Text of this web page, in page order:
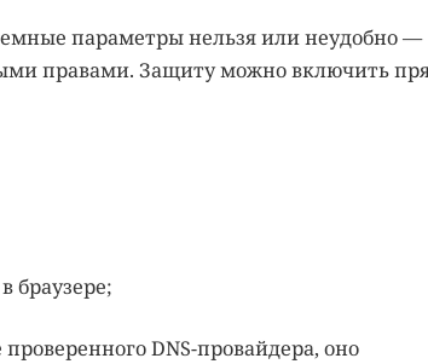
параметры нельзя или неудобно —
правами. Защиту можно включить
браузере;
DNS-провайдера, оно